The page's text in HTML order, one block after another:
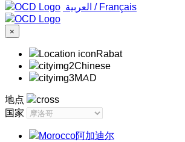
‏العربية ‏ / Français
×
Rabat
Chinese
MAD
地点
国家
阿加迪尔